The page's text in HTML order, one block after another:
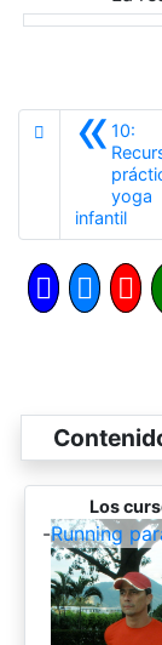
«10:
yoga
infantil
Los
-Running